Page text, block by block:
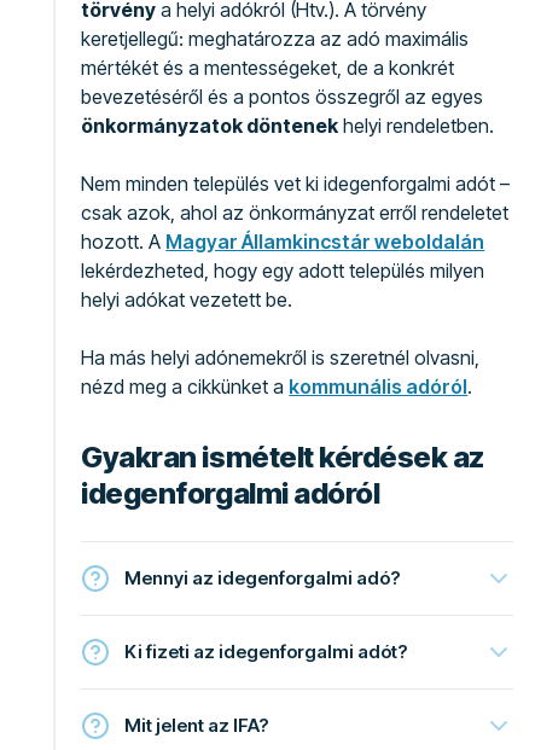
törvény a helyi adókról (Htv.). A törvény
keretjellegű: meghatározza az adó maximális
mértékét és a mentességeket, de a konkrét
bevezetéséről és a pontos összegről az egyes
önkormányzatok döntenek helyi rendeletben.
Nem minden település vet ki idegenforgalmi adót –
csak azok, ahol az önkormányzat erről rendeletet
hozott. A Magyar Államkincstár weboldalán
lekérdezheted, hogy egy adott település milyen
helyi adókat vezetett be.
Ha más helyi adónemekről is szeretnél olvasni,
nézd meg a cikkünket a kommunális adóról.
Gyakran ismételt kérdések az
idegenforgalmi adóról
Mennyi az idegenforgalmi adó?
Ki fizeti az idegenforgalmi adót?
Mit jelent az IFA?